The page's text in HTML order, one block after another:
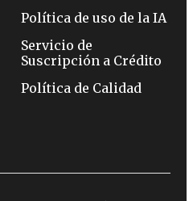
Política de uso de la IA
Servicio de
Suscripción a Crédito
Política de Calidad